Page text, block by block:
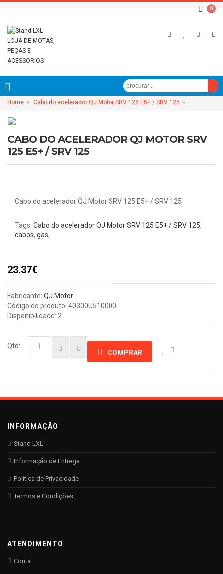
0
Home » Cabo do acelerador QJ Motor SRV 125 E5+ / SRV 125 »
CABO DO ACELERADOR QJ MOTOR SRV
125 E5+ / SRV 125
Cabo do acelerador QJ Motor SRV 125 E5+ / SRV 125
Tags: Cabo do acelerador QJ Motor SRV 125 E5+ / SRV 125,
cabos, gas,
23.37€
Fabricante: QJ Motor
Código do produto: 40300U510000
Disponibilidade: 2
Qtd:
COMPRAR
INFORMAÇÃO
Stand LXL
Informação de Entrega
Política de Privacidade
Termos e Condições
ATENDIMENTO
Conta